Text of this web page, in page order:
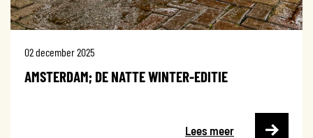
02 december 2025
AMSTERDAM; DE NATTE WINTER-EDITIE
Lees meer